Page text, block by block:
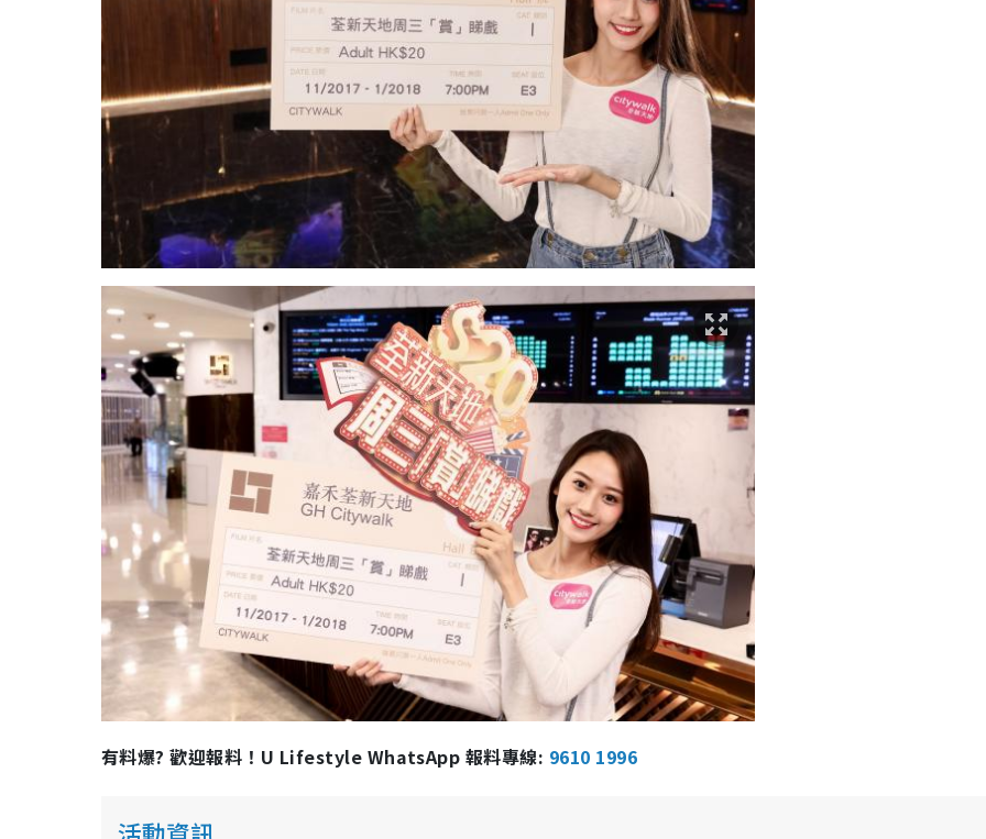
有料爆? 歡迎報料！U Lifestyle WhatsApp 報料專線: 9610 1996